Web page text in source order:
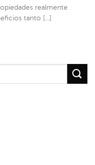
realmente
tanto [...]